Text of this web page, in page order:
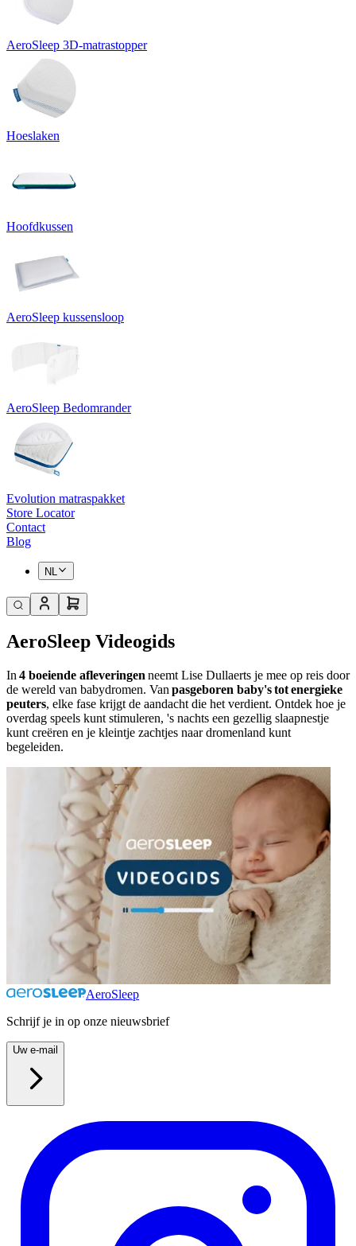
AeroSleep 3D-matrastopper
Hoeslaken
Hoofdkussen
AeroSleep kussensloop
AeroSleep Bedomrander
Evolution matraspakket
Store Locator
Contact
Blog
NL
AeroSleep Videogids
In 4 boeiende afleveringen neemt Lise Dullaerts je mee op reis door
de wereld van babydromen. Van pasgeboren baby's tot energieke
peuters, elke fase krijgt de aandacht die het verdient. Ontdek hoe je
overdag speels kunt stimuleren, 's nachts een gezellig slaapnestje
kunt creëren en je kleintje zachtjes naar dromenland kunt
begeleiden.
AeroSleep
Schrijf je in op onze nieuwsbrief
Uw e-mail